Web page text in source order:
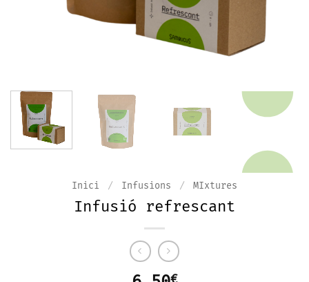
Inici / Infusions / MIxtures
Infusió refrescant